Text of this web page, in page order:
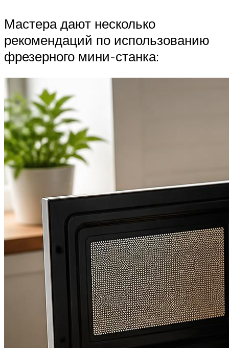
Мастера дают несколько
рекомендаций по использованию
фрезерного мини-станка: